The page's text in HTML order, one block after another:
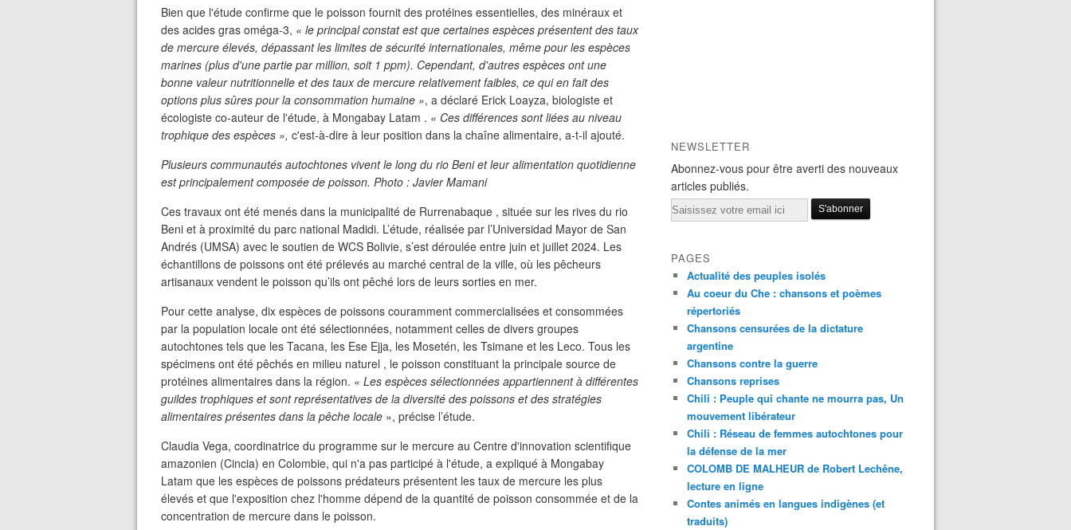
Bien que l'étude confirme que le poisson fournit des protéines essentielles, des minéraux et
des acides gras oméga-3, « le principal constat est que certaines espèces présentent des taux
de mercure élevés, dépassant les limites de sécurité internationales, même pour les espèces
marines (plus d'une partie par million, soit 1 ppm). Cependant, d'autres espèces ont une
bonne valeur nutritionnelle et des taux de mercure relativement faibles, ce qui en fait des
options plus sûres pour la consommation humaine », a déclaré Erick Loayza, biologiste et
écologiste co-auteur de l'étude, à Mongabay Latam . « Ces différences sont liées au niveau
trophique des espèces », c'est-à-dire à leur position dans la chaîne alimentaire, a-t-il ajouté.
Plusieurs communautés autochtones vivent le long du rio Beni et leur alimentation quotidienne
est principalement composée de poisson. Photo : Javier Mamani
Ces travaux ont été menés dans la municipalité de Rurrenabaque , située sur les rives du rio
Beni et à proximité du parc national Madidi. L’étude, réalisée par l’Universidad Mayor de San
Andrés (UMSA) avec le soutien de WCS Bolivie, s’est déroulée entre juin et juillet 2024. Les
échantillons de poissons ont été prélevés au marché central de la ville, où les pêcheurs
artisanaux vendent le poisson qu’ils ont pêché lors de leurs sorties en mer.
Pour cette analyse, dix espèces de poissons couramment commercialisées et consommées
par la population locale ont été sélectionnées, notamment celles de divers groupes
autochtones tels que les Tacana, les Ese Ejja, les Mosetén, les Tsimane et les Leco. Tous les
spécimens ont été pêchés en milieu naturel , le poisson constituant la principale source de
protéines alimentaires dans la région. « Les espèces sélectionnées appartiennent à différentes
guildes trophiques et sont représentatives de la diversité des poissons et des stratégies
alimentaires présentes dans la pêche locale », précise l’étude.
Claudia Vega, coordinatrice du programme sur le mercure au Centre d'innovation scientifique
amazonien (Cincia) en Colombie, qui n'a pas participé à l'étude, a expliqué à Mongabay
Latam que les espèces de poissons prédateurs présentent les taux de mercure les plus
élevés et que l'exposition chez l'homme dépend de la quantité de poisson consommée et de la
concentration de mercure dans le poisson.
NEWSLETTER
Abonnez-vous pour être averti des nouveaux
articles publiés.
Email
PAGES
Actualité des peuples isolés
Au coeur du Che : chansons et poèmes
répertoriés
Chansons censurées de la dictature
argentine
Chansons contre la guerre
Chansons reprises
Chili : Peuple qui chante ne mourra pas, Un
mouvement libérateur
Chili : Réseau de femmes autochtones pour
la défense de la mer
COLOMB DE MALHEUR de Robert Lechêne,
lecture en ligne
Contes animés en langues indigènes (et
traduits)